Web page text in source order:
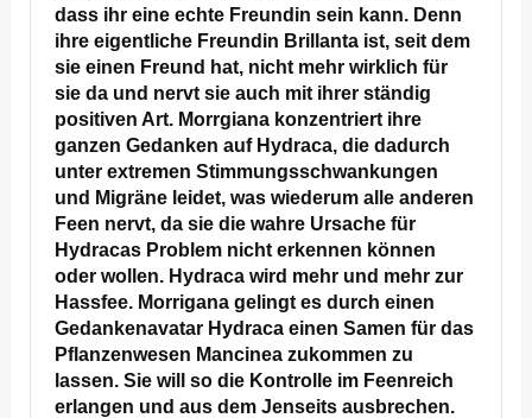
dass ihr eine echte Freundin sein kann. Denn
ihre eigentliche Freundin Brillanta ist, seit dem
sie einen Freund hat, nicht mehr wirklich für
sie da und nervt sie auch mit ihrer ständig
positiven Art. Morrgiana konzentriert ihre
ganzen Gedanken auf Hydraca, die dadurch
unter extremen Stimmungsschwankungen
und Migräne leidet, was wiederum alle anderen
Feen nervt, da sie die wahre Ursache für
Hydracas Problem nicht erkennen können
oder wollen. Hydraca wird mehr und mehr zur
Hassfee. Morrigana gelingt es durch einen
Gedankenavatar Hydraca einen Samen für das
Pflanzenwesen Mancinea zukommen zu
lassen. Sie will so die Kontrolle im Feenreich
erlangen und aus dem Jenseits ausbrechen.